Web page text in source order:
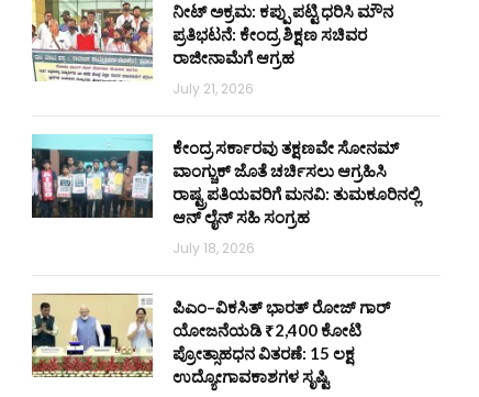
ನೀಟ್ ಅಕ್ರಮ: ಕಪ್ಪು ಪಟ್ಟಿ ಧರಿಸಿ ಮೌನ
ಪ್ರತಿಭಟನೆ: ಕೇಂದ್ರ ಶಿಕ್ಷಣ ಸಚಿವರ
ರಾಜೀನಾಮೆಗೆ ಆಗ್ರಹ
July 21, 2026
ಕೇಂದ್ರ ಸರ್ಕಾರವು ತಕ್ಷಣವೇ ಸೋನಮ್
ವಾಂಗ್ಚುಕ್ ಜೊತೆ ಚರ್ಚಿಸಲು ಆಗ್ರಹಿಸಿ
ರಾಷ್ಟ್ರಪತಿಯವರಿಗೆ ಮನವಿ: ತುಮಕೂರಿನಲ್ಲಿ
ಆನ್‌ ಲೈನ್ ಸಹಿ ಸಂಗ್ರಹ
July 18, 2026
ಪಿಎಂ–ವಿಕಸಿತ್ ಭಾರತ್ ರೋಜ್‌ ಗಾರ್
ಯೋಜನೆಯಡಿ ₹2,400 ಕೋಟಿ
ಪ್ರೋತ್ಸಾಹಧನ ವಿತರಣೆ: 15 ಲಕ್ಷ
ಉದ್ಯೋಗಾವಕಾಶಗಳ ಸೃಷ್ಟಿ